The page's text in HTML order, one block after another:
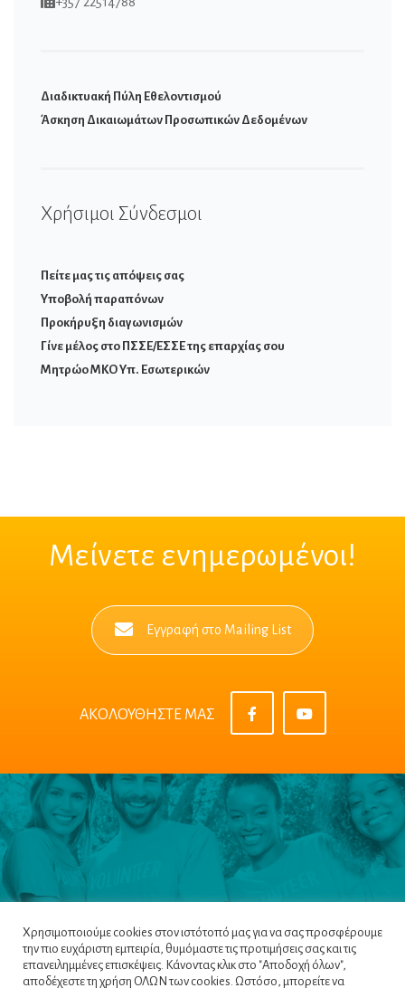
Διαδικτυακή Πύλη Εθελοντισμού
Άσκηση Δικαιωμάτων Προσωπικών Δεδομένων
Χρήσιμοι Σύνδεσμοι
Πείτε μας τις απόψεις σας
Υποβολή παραπόνων
Προκήρυξη διαγωνισμών
Γίνε μέλος στο ΠΣΣΕ/ΕΣΣΕ της επαρχίας σου
Μητρώο ΜΚΟ Υπ. Εσωτερικών
Μείνετε ενημερωμένοι!
Εγγραφή στο Mailing List
ΑΚΟΛΟΥΘΗΣΤΕ ΜΑΣ
Χρησιμοποιούμε cookies στον ιστότοπό μας για να σας προσφέρουμε
την πιο ευχάριστη εμπειρία, θυμόμαστε τις προτιμήσεις σας και τις
επανειλημμένες επισκέψεις. Κάνοντας κλικ στο "Αποδοχή όλων",
αποδέχεστε τη χρήση ΟΛΩΝ των cookies. Ωστόσο, μπορείτε να